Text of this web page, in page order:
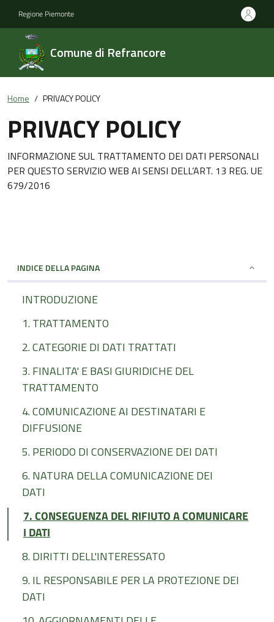
Regione Piemonte
Comune di Refrancore
Home PRIVACY POLICY
PRIVACY POLICY
INFORMAZIONE SUL TRATTAMENTO DEI DATI PERSONALI
PER QUESTO SERVIZIO WEB AI SENSI DELL’ART. 13 REG. UE
679/2016
INDICE DELLA PAGINA
INTRODUZIONE
1. TRATTAMENTO
2. CATEGORIE DI DATI TRATTATI
3. FINALITA' E BASI GIURIDICHE DEL
TRATTAMENTO
4. COMUNICAZIONE AI DESTINATARI E
DIFFUSIONE
5. PERIODO DI CONSERVAZIONE DEI DATI
6. NATURA DELLA COMUNICAZIONE DEI
DATI
7. CONSEGUENZA DEL RIFIUTO A COMUNICARE
I DATI
8. DIRITTI DELL'INTERESSATO
9. IL RESPONSABILE PER LA PROTEZIONE DEI
DATI